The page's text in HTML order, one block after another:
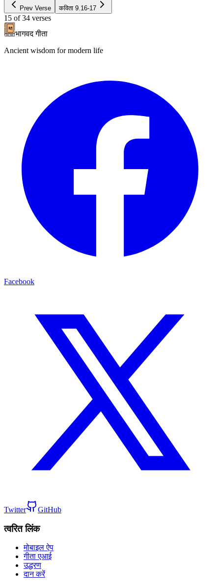
Prev Verse कविता 9.16-17
15 of 34 verses
भागवद गीता
Ancient wisdom for modern life
Facebook
Twitter GitHub
त्वरित लिंक
मोबाइल ऐप
गीता एआई
उद्धरण
दान करें